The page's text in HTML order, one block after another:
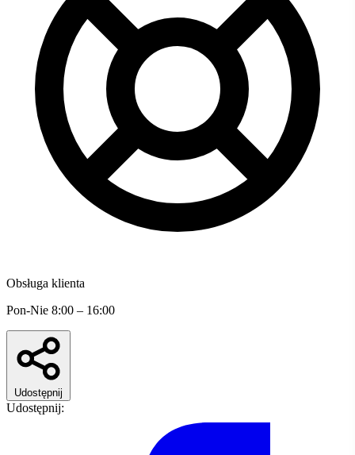
Obsługa klienta
Pon-Nie 8:00 – 16:00
Udostępnij
Udostępnij: